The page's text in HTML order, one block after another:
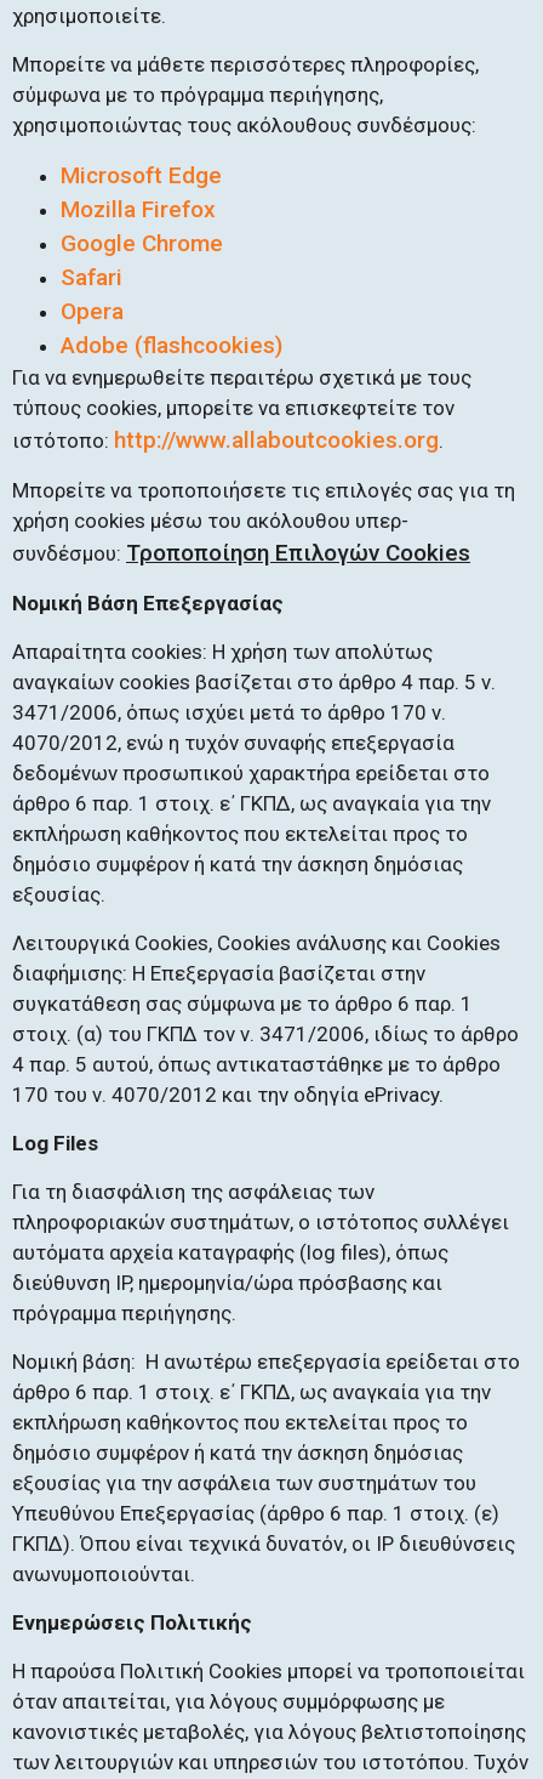
χρησιμοποιείτε.
Μπορείτε να μάθετε περισσότερες πληροφορίες,
σύμφωνα με το πρόγραμμα περιήγησης,
χρησιμοποιώντας τους ακόλουθους συνδέσμους:
Microsoft Edge
Mozilla Firefox
Google Chrome
Safari
Opera
Adobe (flashcookies)
Για να ενημερωθείτε περαιτέρω σχετικά με τους
τύπους cookies, μπορείτε να επισκεφτείτε τον
ιστότοπο: http://www.allaboutcookies.org.
Μπορείτε να τροποποιήσετε τις επιλογές σας για τη
χρήση cookies μέσω του ακόλουθου υπερ-
συνδέσμου: Τροποποίηση Επιλογών Cookies
Νομική Βάση Επεξεργασίας
Απαραίτητα cookies: Η χρήση των απολύτως
αναγκαίων cookies βασίζεται στο άρθρο 4 παρ. 5 ν.
3471/2006, όπως ισχύει μετά το άρθρο 170 ν.
4070/2012, ενώ η τυχόν συναφής επεξεργασία
δεδομένων προσωπικού χαρακτήρα ερείδεται στο
άρθρο 6 παρ. 1 στοιχ. ε΄ ΓΚΠΔ, ως αναγκαία για την
εκπλήρωση καθήκοντος που εκτελείται προς το
δημόσιο συμφέρον ή κατά την άσκηση δημόσιας
εξουσίας.
Λειτουργικά Cookies, Cookies ανάλυσης και Cookies
διαφήμισης: H Επεξεργασία βασίζεται στην
συγκατάθεση σας σύμφωνα με το άρθρο 6 παρ. 1
στοιχ. (α) του ΓΚΠΔ τον ν. 3471/2006, ιδίως το άρθρο
4 παρ. 5 αυτού, όπως αντικαταστάθηκε με το άρθρο
170 του ν. 4070/2012 και την οδηγία ePrivacy.
Log Files
Για τη διασφάλιση της ασφάλειας των
πληροφοριακών συστημάτων, ο ιστότοπος συλλέγει
αυτόματα αρχεία καταγραφής (log files), όπως
διεύθυνση IP, ημερομηνία/ώρα πρόσβασης και
πρόγραμμα περιήγησης.
Νομική βάση: Η ανωτέρω επεξεργασία ερείδεται στο
άρθρο 6 παρ. 1 στοιχ. ε΄ ΓΚΠΔ, ως αναγκαία για την
εκπλήρωση καθήκοντος που εκτελείται προς το
δημόσιο συμφέρον ή κατά την άσκηση δημόσιας
εξουσίας για την ασφάλεια των συστημάτων του
Υπευθύνου Επεξεργασίας (άρθρο 6 παρ. 1 στοιχ. (ε)
ΓΚΠΔ). Όπου είναι τεχνικά δυνατόν, οι IP διευθύνσεις
ανωνυμοποιούνται.
Ενημερώσεις Πολιτικής
Η παρούσα Πολιτική Cookies μπορεί να τροποποιείται
όταν απαιτείται, για λόγους συμμόρφωσης με
κανονιστικές μεταβολές, για λόγους βελτιστοποίησης
των λειτουργιών και υπηρεσιών του ιστοτόπου. Τυχόν